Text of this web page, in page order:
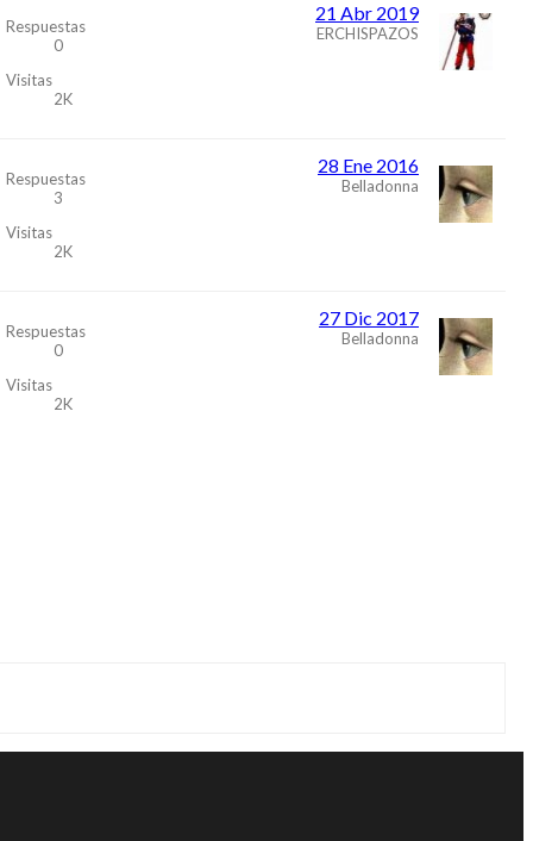
Respuestas
0
Visitas
2K
21 Abr 2019
ERCHISPAZOS
Respuestas
3
Visitas
2K
28 Ene 2016
Belladonna
Respuestas
0
Visitas
2K
27 Dic 2017
Belladonna